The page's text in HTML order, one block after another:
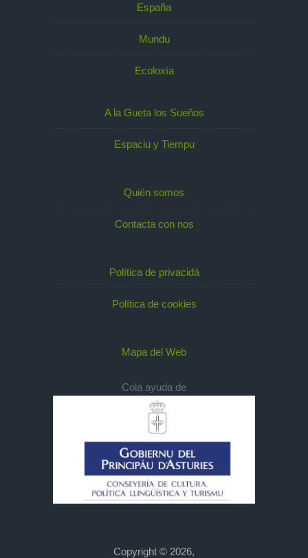
España
Mundu
Ecoloxía
A la Gueta los Sueños
Espaciu y Tiempu
Quién somos
Contacta con nos
Política de privacidá
Política de cookies
Mapa del Web
Cola ayuda de
Copyright © 2026,